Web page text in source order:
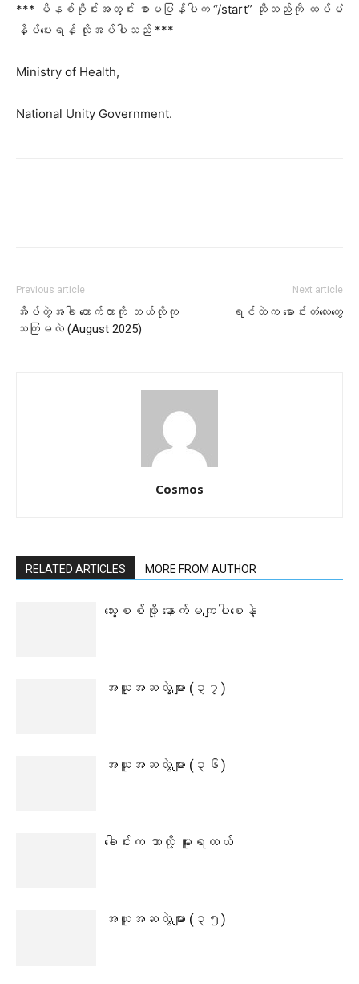
*** မိနစ်ပိုင်းအတွင်း စာမပြန်ပါက “/start” ဆိုသည်ကို ထပ်မံ
နှိပ်ပေးရန် လိုအပ်ပါသည် ***
Ministry of Health,
National Unity Government.
Previous article
အိပ်တဲ့အခါ ဟောက်တာကို ဘယ်လိုကု
သကြမလဲ (August 2025)
Next article
ရင်ထဲက မောင်းတံလေးတွေ
Cosmos
RELATED ARTICLES MORE FROM AUTHOR
သွေးစစ်ဖို့ နောက်မကျပါစေနဲ့
အယူအဆလွဲများ (၃၇)
အယူအဆလွဲများ (၃၆)
ခေါင်းက ဘာလို့ မူးရတယ်
အယူအဆလွဲများ (၃၅)